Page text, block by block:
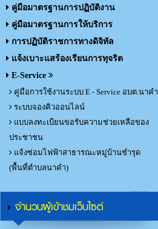
คู่มือมาตรฐานการปฏิบัติงาน
คู่มือมาตรฐานการให้บริการ
การปฏิบัติราชการทางดิจิทัล
แจ้งเบาะแสร้องเรียนการทุจริต
E-Service
คู่มือการใช้งานระบบ E - Service อบต.นาคำ
ระบบจองคิวออนไลน์
แบบลงทะเบียนขอรับความช่วยเหลือของ
ประชาชน
แจ้งซ่อมไฟฟ้าสาธารณะหมู่บ้านชำรุด
(พื้นที่ตำบลนาคำ)
จำนวนผู้เข้าชมเว็บไซต์